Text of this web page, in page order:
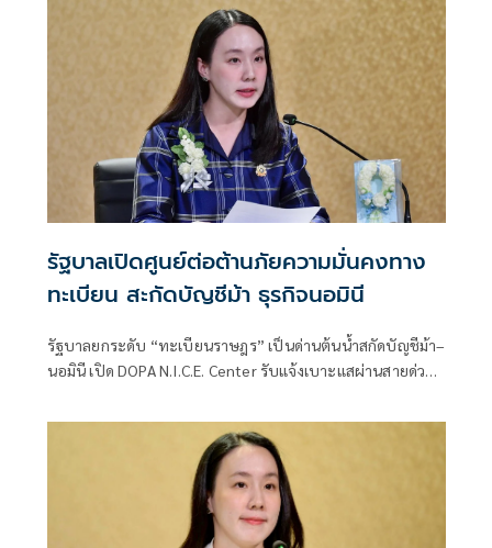
รัฐบาลเปิดศูนย์ต่อต้านภัยความมั่นคงทาง
ทะเบียน สะกัดบัญชีม้า ธุรกิจนอมินี
รัฐบาลยกระดับ “ทะเบียนราษฎร” เป็นด่านต้นน้ำสกัดบัญชีม้า–
นอมินี เปิด DOPA N.I.C.E. Center รับแจ้งเบาะแสผ่านสายด่วน